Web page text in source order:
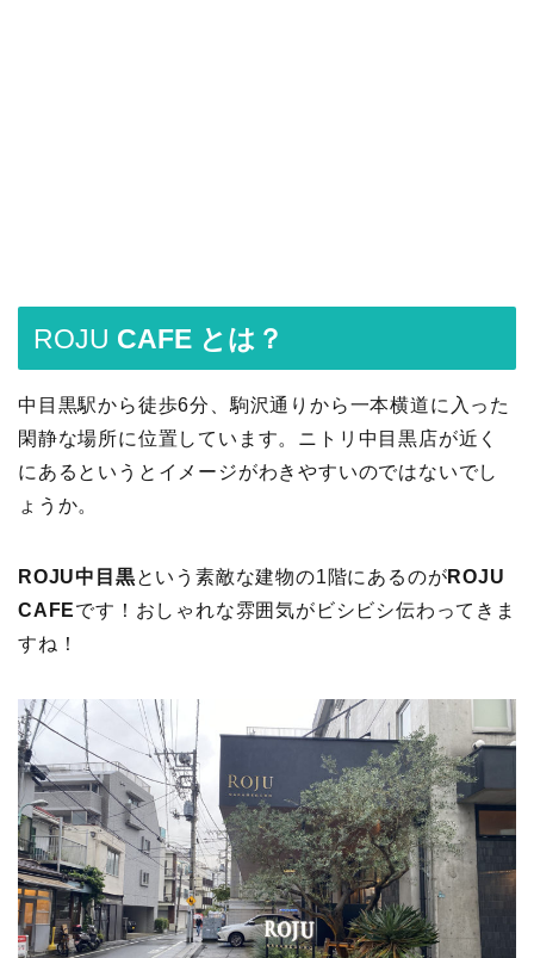
ROJU CAFE とは？
中目黒駅から徒歩6分、駒沢通りから一本横道に入った
閑静な場所に位置しています。ニトリ中目黒店が近く
にあるというとイメージがわきやすいのではないでし
ょうか。
ROJU中目黒という素敵な建物の1階にあるのがROJU
CAFEです！おしゃれな雰囲気がビシビシ伝わってきま
すね！